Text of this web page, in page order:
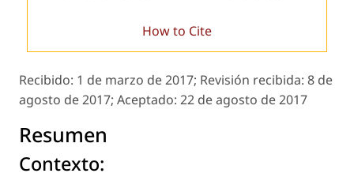
How to Cite
Recibido: 1 de marzo de 2017; Revisión recibida: 8 de
agosto de 2017; Aceptado: 22 de agosto de 2017
Resumen
Contexto: